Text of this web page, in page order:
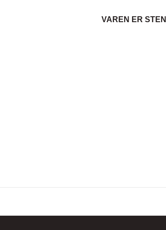
VAREN ER